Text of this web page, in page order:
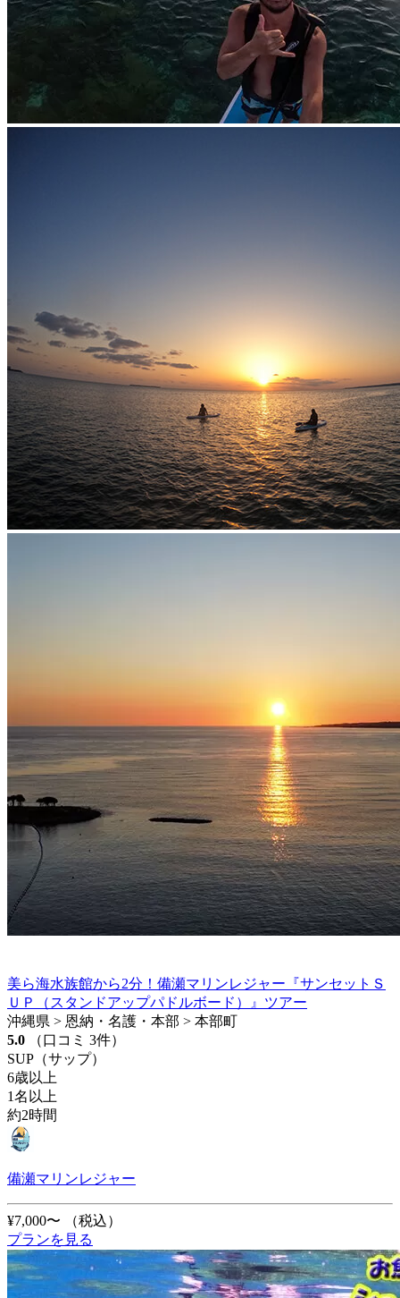
美ら海水族館から2分！備瀬マリンレジャー『サンセットＳ
ＵＰ（スタンドアップパドルボード）』ツアー
沖縄県 > 恩納・名護・本部 > 本部町
5.0
（口コミ 3件）
SUP（サップ）
6歳以上
1名以上
約2時間
備瀬マリンレジャー
¥7,000〜
（税込）
プランを見る